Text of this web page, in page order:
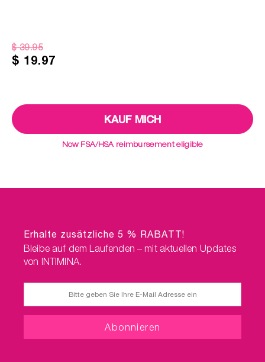
$ 39.95
$ 19.97
Now FSA/HSA reimbursement eligible
Erhalte zusätzliche 5 % RABATT!
Bleibe auf dem Laufenden – mit aktuellen Updates
von INTIMINA.